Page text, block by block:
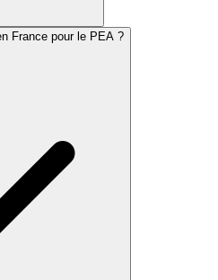
France pour le PEA ?